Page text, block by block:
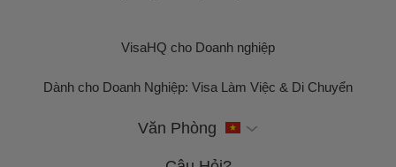
VisaHQ cho Doanh nghiệp
Dành cho Doanh Nghiệp: Visa Làm Việc & Di Chuyển
Văn Phòng